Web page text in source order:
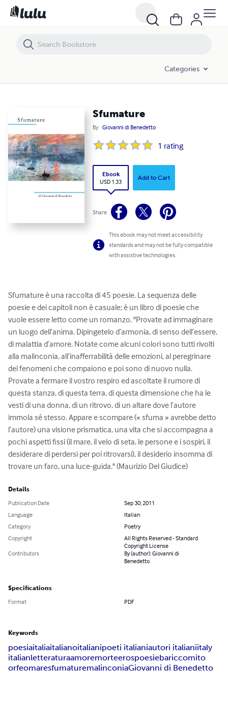
Categories
Sfumature
By Giovanni di Benedetto
1 rating
Ebook
USD 1.33
Add to Cart
Share
This ebook may not meet accessibility
standards and may not be fully compatible
with assistive technologies.
Sfumature è una raccolta di 45 poesie. La sequenza delle
poesie e dei capitoli non è casuale; è un libro di poesie che
vuole essere letto come un romanzo. "Provate ad immaginare
un luogo dell’anima. Dipingetelo d’armonia, di senso dell’essere,
di malattia d’amore. Notate come alcuni colori sono tutti rivolti
alla malinconia, all’inafferrabilità delle emozioni, al peregrinare
dei fenomeni che compaiono e poi sono di nuovo nulla.
Provate a fermare il vostro respiro ed ascoltate il rumore di
questa stanza, di questa terra, di questa dimensione che ha le
vesti di una donna, di un ritrovo, di un altare dove l’autore
immola sé stesso. Appare e scompare (« sfuma » avrebbe detto
l’autore) una visione prismatica, una vita che si accompagna a
pochi aspetti fissi (il mare, il velo di seta, le persone e i sospiri, il
desiderare di perdersi per poi ritrovarsi), il desiderio insomma di
trovare un faro, una luce-guida." (Maurizio Del Giudice)
Details
Publication Date
Sep 30, 2011
Language
Italian
Category
Poetry
Copyright
All Rights Reserved - Standard
Copyright License
Contributors
By (author): Giovanni di
Benedetto
Specifications
Format PDF
Keywords
poesiaitaliaitalianoitalianipoeti italianiautori italianiitaly
italianletteraturaamoremorteerospoesiebariccomito
orfeomaresfumaturemalinconiaGiovanni di Benedetto
Sfumature